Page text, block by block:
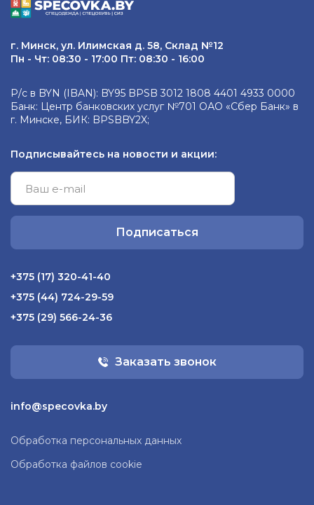
г. Минск, ул. Илимская д. 58, Склад №12
Пн - Чт: 08:30 - 17:00 Пт: 08:30 - 16:00
Р/с в BYN (IBAN): BY95 BPSB 3012 1808 4401 4933 0000
Банк: Центр банковских услуг №701 ОАО «Сбер Банк» в
г. Минске, БИК: BPSBBY2X;
Подписывайтесь на новости и акции:
Подписаться
+375 (17) 320-41-40
+375 (44) 724-29-59
+375 (29) 566-24-36
Заказать звонок
info@specovka.by
Обработка персональных данных
Обработка файлов cookie